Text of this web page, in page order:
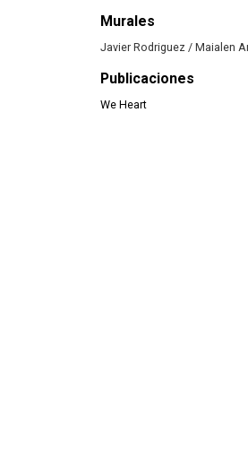
Murales
Javier Rodriguez / Maialen
Publicaciones
We Heart